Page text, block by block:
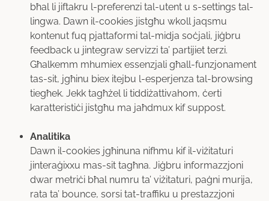
bħal li jiftakru l-preferenzi tal-utent u s-settings tal-
lingwa. Dawn il-cookies jistgħu wkoll jaqsmu
kontenut fuq pjattaformi tal-midja soċjali, jiġbru
feedback u jintegraw servizzi ta’ partijiet terzi.
Għalkemm mhumiex essenzjali għall-funzjonament
tas-sit, jgħinu biex itejbu l-esperjenza tal-browsing
tiegħek. Jekk tagħżel li tiddiżattivahom, ċerti
karatteristiċi jistgħu ma jaħdmux kif suppost.
Analitika
Dawn il-cookies jgħinuna nifhmu kif il-viżitaturi
jinteraġixxu mas-sit tagħna. Jiġbru informazzjoni
dwar metriċi bħal numru ta’ viżitaturi, paġni murija,
rata ta’ bounce, sorsi tat-traffiku u prestazzjoni